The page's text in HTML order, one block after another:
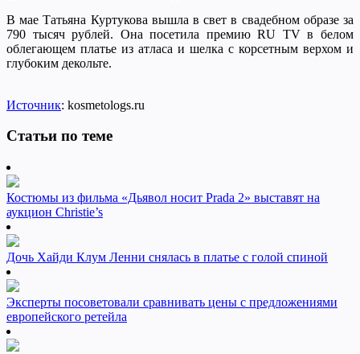
В мае Татьяна Куртукова вышла в свет в свадебном образе за
790 тысяч рублей. Она посетила премию RU TV в белом
облегающем платье из атласа и шелка с корсетным верхом и
глубоким декольте.
Источник: kosmetologs.ru
Статьи по теме
Костюмы из фильма «Дьявол носит Prada 2» выставят на
аукцион Christie’s
Дочь Хайди Клум Ленни снялась в платье с голой спиной
Эксперты посоветовали сравнивать цены с предложениями
европейского ретейла